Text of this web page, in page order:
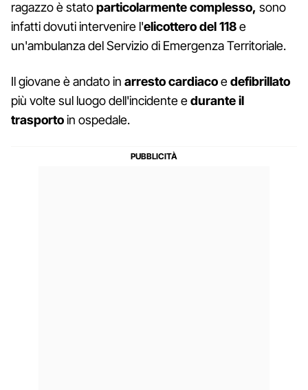
ragazzo è statoparticolarmente complesso, sono
infatti dovuti intervenire l'elicottero del 118e
un'ambulanza del Servizio di Emergenza Territoriale.
Il giovane è andato in arresto cardiacoedefibrillato
più volte sul luogo dell'incidente edurante il
trasportoin ospedale.